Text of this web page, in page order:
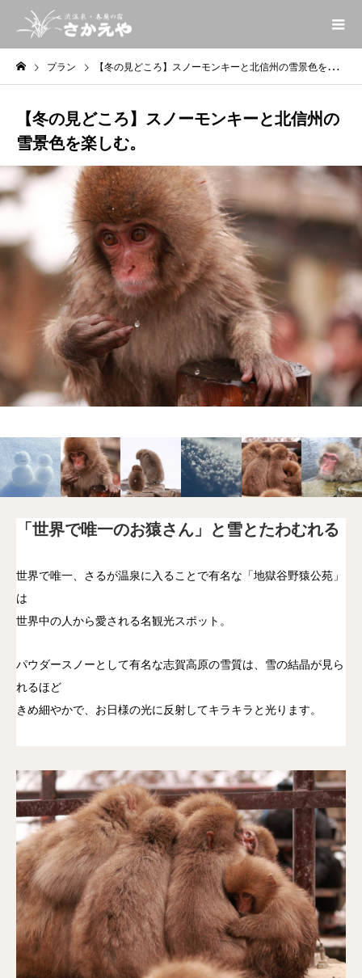
プラン 【冬の見どころ】スノーモンキーと北信州の雪景色を楽しむ。
【冬の見どころ】スノーモンキーと北信州の
雪景色を楽しむ。
「世界で唯一のお猿さん」と雪とたわむれる
世界で唯一、さるが温泉に入ることで有名な「地獄谷野猿公苑」
は
世界中の人から愛される名観光スポット。
パウダースノーとして有名な志賀高原の雪質は、雪の結晶が見ら
れるほど
きめ細やかで、お日様の光に反射してキラキラと光ります。